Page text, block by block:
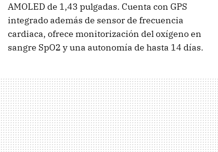
AMOLED de 1,43 pulgadas. Cuenta con GPS
integrado además de sensor de frecuencia
cardiaca, ofrece monitorización del oxígeno en
sangre SpO2 y una autonomía de hasta 14 días.